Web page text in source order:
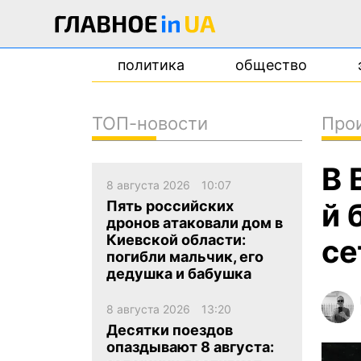
политика общество
В
й
ТОП-новости
8 августа 2026 10:07
Пять российских
дронов атаковали дом в
Киевской области:
погибли мальчик, его
дедушка и бабушка
8 августа 2026 13:20
Десятки поездов
опаздывают 8 августа: